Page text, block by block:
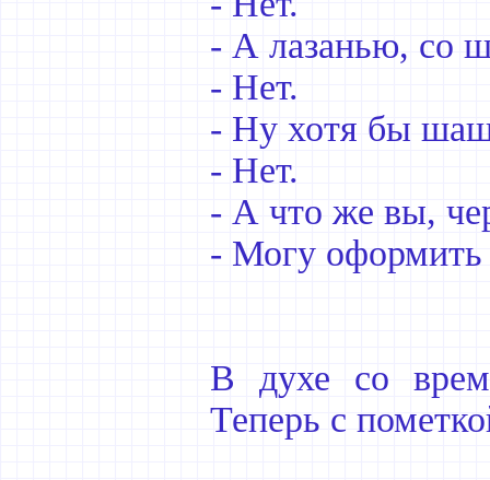
- А лазанью, со
- Нет.
- Ну хотя бы
- Нет.
- А что же вы,
- Могу оформить
В духе со
Теперь с